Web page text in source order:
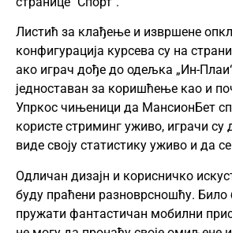
Листић за клађење и извршене
конфигурација курсева су на
ако играч дође до одељка „Ин-Плаи“
једноставан за коришћење као и
Упркос чињеници да МансионБет
користе стриминг уживо, играчи
виде своју статистику уживо и да
Одличан дизајн и корисничко
буду праћени разноврсношћу. Било
пружати фантастичан мобилни